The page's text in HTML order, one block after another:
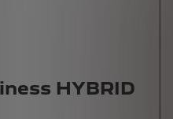
HYBRID